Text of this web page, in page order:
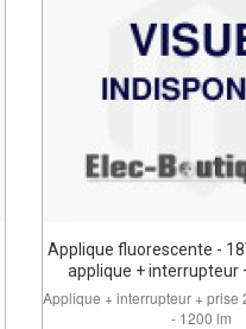
Applique fluorescente -
applique + interrupteur
Applique + interrupteur + prise
- 1200 lm